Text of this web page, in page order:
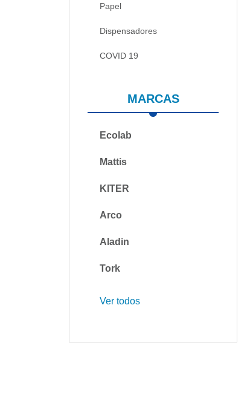
Papel
Dispensadores
COVID 19
MARCAS
Ecolab
Mattis
KITER
Arco
Aladin
Tork
Ver todos